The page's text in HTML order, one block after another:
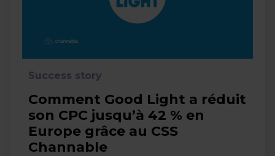
Success story
Comment Good Light a réduit
son CPC jusqu’à 42 % en
Europe grâce au CSS
Channable